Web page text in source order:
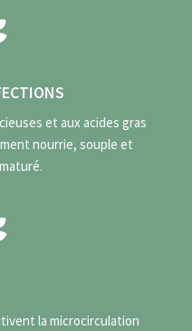
et aux acides gras
nourrie, souple et
la microcirculation